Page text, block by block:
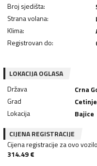
Broj sjedišta:
Strana volana:
Klima:
Registrovan do:
LOKACIJA OGLASA
Država
Crna
Grad
Cetinje
Lokacija
Bajice
CIJENA REGISTRACIJE
Cijena registracije za ovo
314.49€